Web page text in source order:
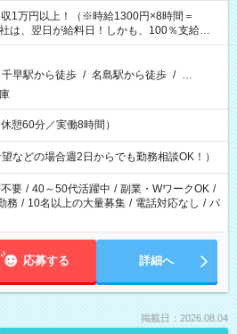
1万円以上！（※時給1300円×8時間＝
は、翌日が給料日！しかも、100％支給な
にもらえる！）
千早駅から徒歩 / 名島駅から徒歩 / …
憩60分／実働8時間）
などの場合週2日からでも勤務相談OK！）
要 / 40～50代活躍中 / 副業・WワークOK /
務 / 10名以上の大量募集 / 電話対応なし / パ
応募する 詳細へ
掲載日：2026.08.04